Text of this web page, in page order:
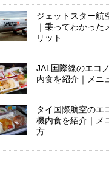
ジェットスター航
｜乗ってわかった
リット
JAL国際線のエコ
内食を紹介｜メニ
タイ国際航空のエ
機内食を紹介｜メ
方